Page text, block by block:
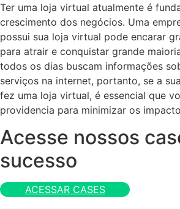
Ter uma loja virtual atualmente é
crescimento dos negócios. Uma
possui sua loja virtual pode encarar
para atrair e conquistar grande
todos os dias buscam informações
serviços na internet, portanto, se a
fez uma loja virtual, é essencial que
providencia para minimizar os
Acesse nossos
sucesso
ACESSAR CASES